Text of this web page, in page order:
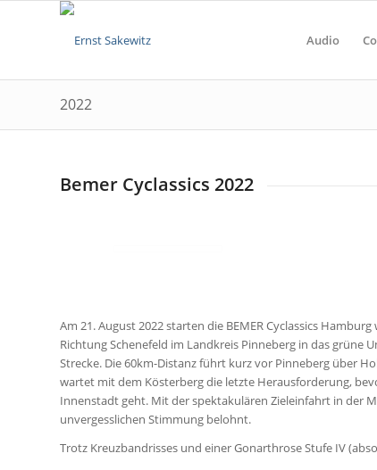
Audio
2022
Bemer Cyclassics 2022
Am 21. August 2022 starten die BEMER Cyclassics
Richtung Schenefeld im Landkreis Pinneberg in das grüne
Strecke. Die 60km-Distanz führt kurz vor Pinneberg über
wartet mit dem Kösterberg die letzte Herausforderung,
Innenstadt geht. Mit der spektakulären Zieleinfahrt in der
unvergesslichen Stimmung belohnt.
Trotz Kreuzbandrisses und einer Gonarthrose Stufe IV